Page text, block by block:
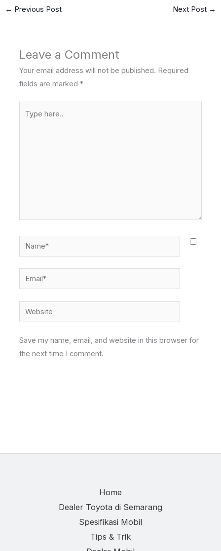
← Previous Post Next Post →
Leave a Comment
Your email address will not be published. Required
fields are marked*
here..
Name*
Email*
Website
Save my name, email, and website in this browser for
the next time I comment.
Home
Dealer Toyota di Semarang
Spesifikasi Mobil
Tips & Trik